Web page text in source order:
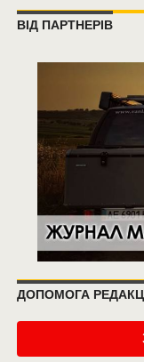
ВІД ПАРТНЕРІВ
ДОПОМОГА